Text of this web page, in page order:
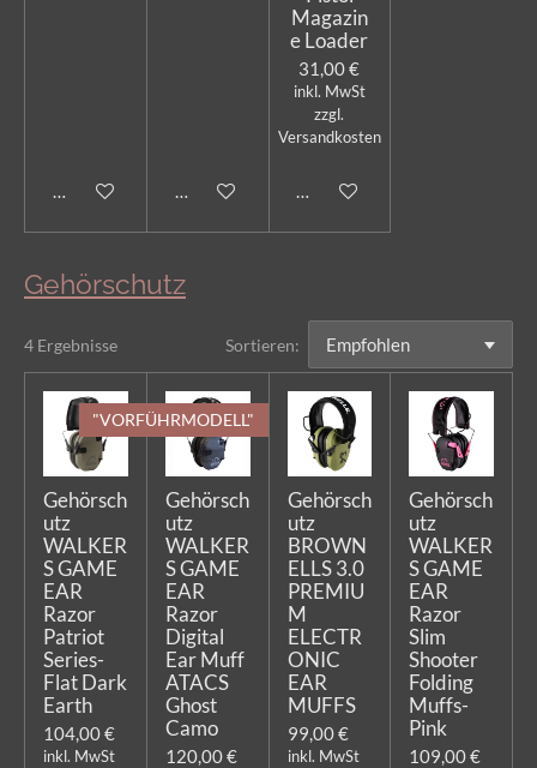
Bei Verfügbarkeit benachrichtigen
In den Warenkorb
Magazin
e Loader
31,00 €
inkl. MwSt
zzgl.
Versandkosten
In den Warenkorb
Gehörschutz
4 Ergebnisse Sortieren:
Gehörsch
utz
WALKER
S GAME
EAR
Razor
Patriot
Series-
Flat Dark
Earth
104,00 €
inkl. MwSt
"VORFÜHRMODELL"
Gehörsch
utz
WALKER
S GAME
EAR
Razor
Digital
Ear Muff
ATACS
Ghost
Camo
120,00 €
Gehörsch
utz
BROWN
ELLS 3.0
PREMIU
M
ELECTR
ONIC
EAR
MUFFS
99,00 €
inkl. MwSt
Gehörsch
utz
WALKER
S GAME
EAR
Razor
Slim
Shooter
Folding
Muffs-
Pink
109,00 €